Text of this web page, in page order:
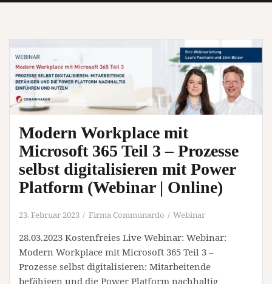
Modern Workplace mit
Microsoft 365 Teil 3 – Prozesse
selbst digitalisieren mit Power
Platform (Webinar | Online)
23. Februar 2023 Firma Communardo Webinar
28.03.2023 Kostenfreies Live Webinar: Webinar:
Modern Workplace mit Microsoft 365 Teil 3 –
Prozesse selbst digitalisieren: Mitarbeitende
befähigen und die Power Platform nachhaltig